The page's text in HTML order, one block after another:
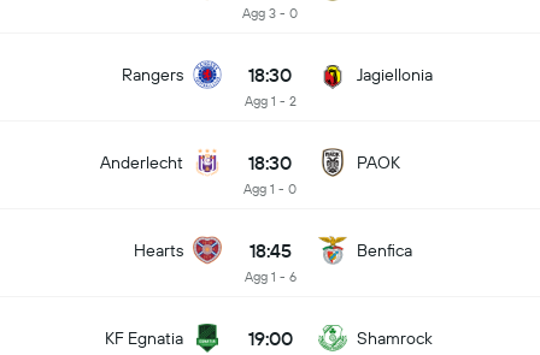
Agg 3 - 0
Rangers 18:30
Agg 1 - 2
Jagiellonia
Anderlecht 18:30
Agg 1 - 0
PAOK
Hearts 18:45
Agg 1 - 6
Benfica
KF Egnatia 19:00 Shamrock